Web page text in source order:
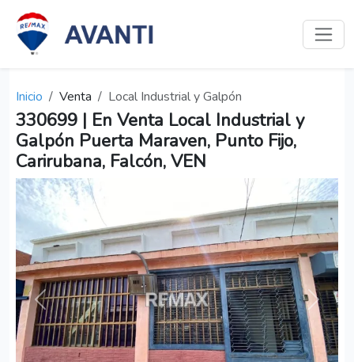
Inicio Venta Local Industrial y Galpón
330699 | En Venta Local Industrial y
Galpón Puerta Maraven, Punto Fijo,
Carirubana, Falcón, VEN
Anterior